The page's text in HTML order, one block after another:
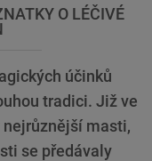
O LÉČIVÉ
účinků
tradici. Již ve
masti,
se předávaly